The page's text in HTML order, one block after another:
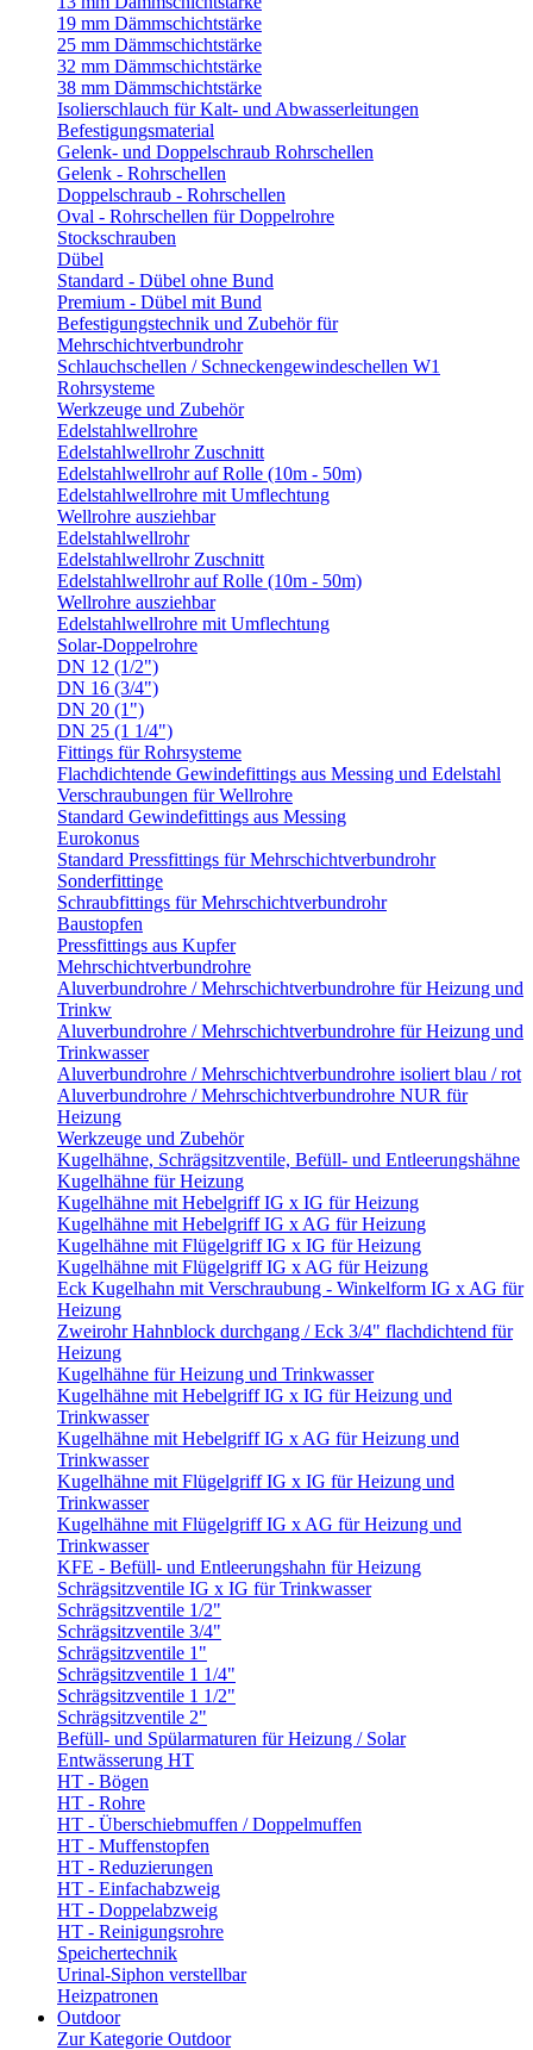
19 mm Dämmschichtstärke
25 mm Dämmschichtstärke
32 mm Dämmschichtstärke
38 mm Dämmschichtstärke
Isolierschlauch für Kalt- und Abwasserleitungen
Befestigungsmaterial
Gelenk- und Doppelschraub Rohrschellen
Gelenk - Rohrschellen
Doppelschraub - Rohrschellen
Oval - Rohrschellen für Doppelrohre
Stockschrauben
Dübel
Standard - Dübel ohne Bund
Premium - Dübel mit Bund
Befestigungstechnik und Zubehör für
Mehrschichtverbundrohr
Schlauchschellen / Schneckengewindeschellen W1
Rohrsysteme
Werkzeuge und Zubehör
Edelstahlwellrohre
Edelstahlwellrohr Zuschnitt
Edelstahlwellrohr auf Rolle (10m - 50m)
Edelstahlwellrohre mit Umflechtung
Wellrohre ausziehbar
Edelstahlwellrohr
Edelstahlwellrohr Zuschnitt
Edelstahlwellrohr auf Rolle (10m - 50m)
Wellrohre ausziehbar
Edelstahlwellrohre mit Umflechtung
Solar-Doppelrohre
DN 12 (1/2")
DN 16 (3/4")
DN 20 (1")
DN 25 (1 1/4")
Fittings für Rohrsysteme
Flachdichtende Gewindefittings aus Messing und Edelstahl
Verschraubungen für Wellrohre
Standard Gewindefittings aus Messing
Eurokonus
Standard Pressfittings für Mehrschichtverbundrohr
Sonderfittinge
Schraubfittings für Mehrschichtverbundrohr
Baustopfen
Pressfittings aus Kupfer
Mehrschichtverbundrohre
Aluverbundrohre / Mehrschichtverbundrohre für Heizung und
Trinkw
Aluverbundrohre / Mehrschichtverbundrohre für Heizung und
Trinkwasser
Aluverbundrohre / Mehrschichtverbundrohre isoliert blau / rot
Aluverbundrohre / Mehrschichtverbundrohre NUR für
Heizung
Werkzeuge und Zubehör
Kugelhähne, Schrägsitzventile, Befüll- und Entleerungshähne
Kugelhähne für Heizung
Kugelhähne mit Hebelgriff IG x IG für Heizung
Kugelhähne mit Hebelgriff IG x AG für Heizung
Kugelhähne mit Flügelgriff IG x IG für Heizung
Kugelhähne mit Flügelgriff IG x AG für Heizung
Eck Kugelhahn mit Verschraubung - Winkelform IG x AG für
Heizung
Zweirohr Hahnblock durchgang / Eck 3/4" flachdichtend für
Heizung
Kugelhähne für Heizung und Trinkwasser
Kugelhähne mit Hebelgriff IG x IG für Heizung und
Trinkwasser
Kugelhähne mit Hebelgriff IG x AG für Heizung und
Trinkwasser
Kugelhähne mit Flügelgriff IG x IG für Heizung und
Trinkwasser
Kugelhähne mit Flügelgriff IG x AG für Heizung und
Trinkwasser
KFE - Befüll- und Entleerungshahn für Heizung
Schrägsitzventile IG x IG für Trinkwasser
Schrägsitzventile 1/2"
Schrägsitzventile 3/4"
Schrägsitzventile 1"
Schrägsitzventile 1 1/4"
Schrägsitzventile 1 1/2"
Schrägsitzventile 2"
Befüll- und Spülarmaturen für Heizung / Solar
Entwässerung HT
HT - Bögen
HT - Rohre
HT - Überschiebmuffen / Doppelmuffen
HT - Muffenstopfen
HT - Reduzierungen
HT - Einfachabzweig
HT - Doppelabzweig
HT - Reinigungsrohre
Speichertechnik
Urinal-Siphon verstellbar
Heizpatronen
Outdoor
Zur Kategorie Outdoor